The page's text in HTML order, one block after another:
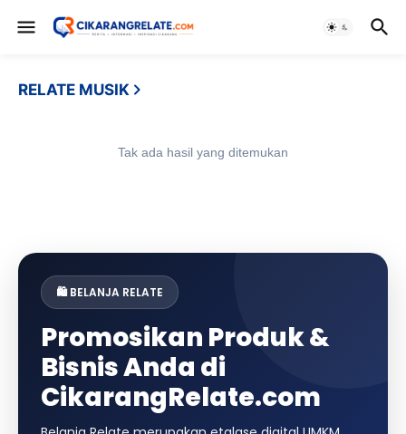
RELATE MUSIK
Tak ada hasil yang ditemukan
🛍️ BELANJA RELATE
Promosikan Produk &
Bisnis Anda di
CikarangRelate.com